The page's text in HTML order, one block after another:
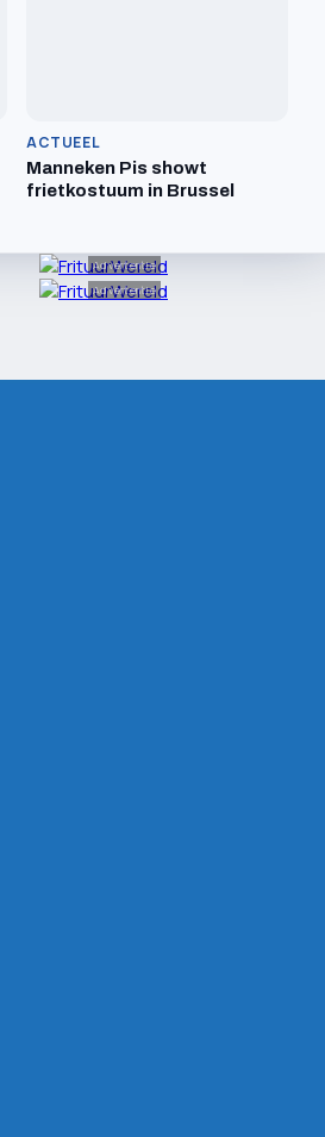
ACTUEEL
Manneken Pis showt
frietkostuum in Brussel
Advertentie
Advertentie